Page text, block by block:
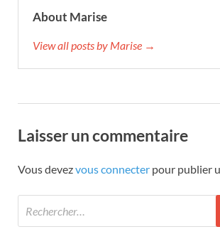
About Marise
View all posts by Marise →
Laisser un commentaire
Vous devezvous connecter pour publier